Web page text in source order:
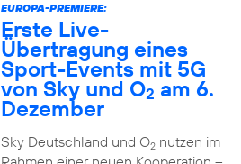
EUROPA-PREMIERE:
Erste Live-
Übertragung eines
Sport-Events mit 5G
von Sky und O2 am 6.
Dezember
Sky Deutschland und O2nutzen im